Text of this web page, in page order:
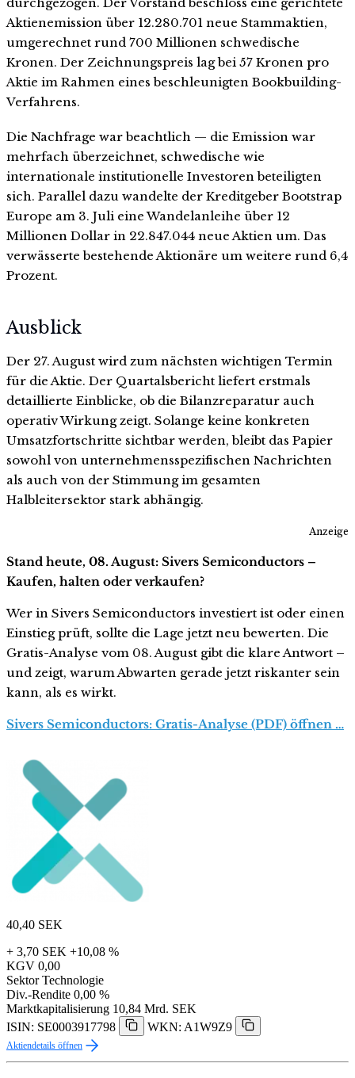
durchgezogen. Der Vorstand beschloss eine gerichtete
Aktienemission über 12.280.701 neue Stammaktien,
umgerechnet rund 700 Millionen schwedische
Kronen. Der Zeichnungspreis lag bei 57 Kronen pro
Aktie im Rahmen eines beschleunigten Bookbuilding-
Verfahrens.
Die Nachfrage war beachtlich — die Emission war
mehrfach überzeichnet, schwedische wie
internationale institutionelle Investoren beteiligten
sich. Parallel dazu wandelte der Kreditgeber Bootstrap
Europe am 3. Juli eine Wandelanleihe über 12
Millionen Dollar in 22.847.044 neue Aktien um. Das
verwässerte bestehende Aktionäre um weitere rund 6,4
Prozent.
Ausblick
Der 27. August wird zum nächsten wichtigen Termin
für die Aktie. Der Quartalsbericht liefert erstmals
detaillierte Einblicke, ob die Bilanzreparatur auch
operativ Wirkung zeigt. Solange keine konkreten
Umsatzfortschritte sichtbar werden, bleibt das Papier
sowohl von unternehmensspezifischen Nachrichten
als auch von der Stimmung im gesamten
Halbleitersektor stark abhängig.
Anzeige
Stand heute, 08. August: Sivers Semiconductors –
Kaufen, halten oder verkaufen?
Wer in Sivers Semiconductors investiert ist oder einen
Einstieg prüft, sollte die Lage jetzt neu bewerten. Die
Gratis-Analyse vom 08. August gibt die klare Antwort –
und zeigt, warum Abwarten gerade jetzt riskanter sein
kann, als es wirkt.
Sivers Semiconductors: Gratis-Analyse (PDF) öffnen …
40,40 SEK
+ 3,70 SEK +10,08 %
KGV 0,00
Sektor Technologie
Div.-Rendite 0,00 %
Marktkapitalisierung 10,84 Mrd. SEK
ISIN: SE0003917798
WKN: A1W9Z9
Aktiendetails öffnen